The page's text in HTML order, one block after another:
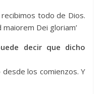
todo de Dios.
Dei gloriam’
decir que dicho
desde los comienzos. Y